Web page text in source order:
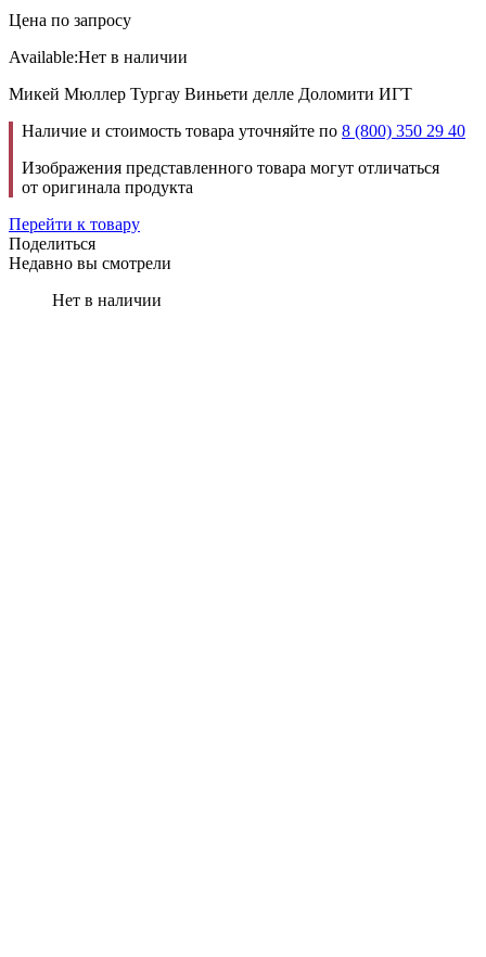
Цена по запросу
Available:Нет в наличии
Микей Мюллер Тургау Виньети делле Доломити ИГТ
Наличие и стоимость товара уточняйте по 8 (800) 350 29 40
Изображения представленного товара могут отличаться
от оригинала продукта
Перейти к товару
Поделиться
Недавно вы смотрели
Нет в наличии